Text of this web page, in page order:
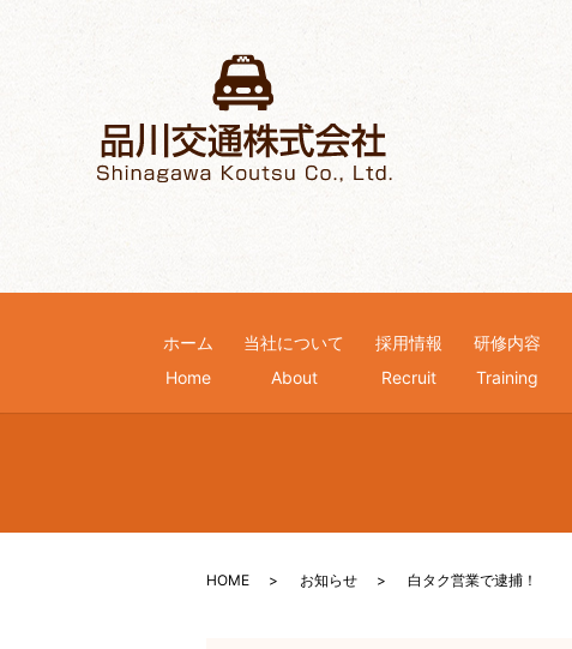
ホーム
Home
当社について
About
採用情報
Recruit
研修内容
Training
HOME お知らせ 白タク営業で逮捕！